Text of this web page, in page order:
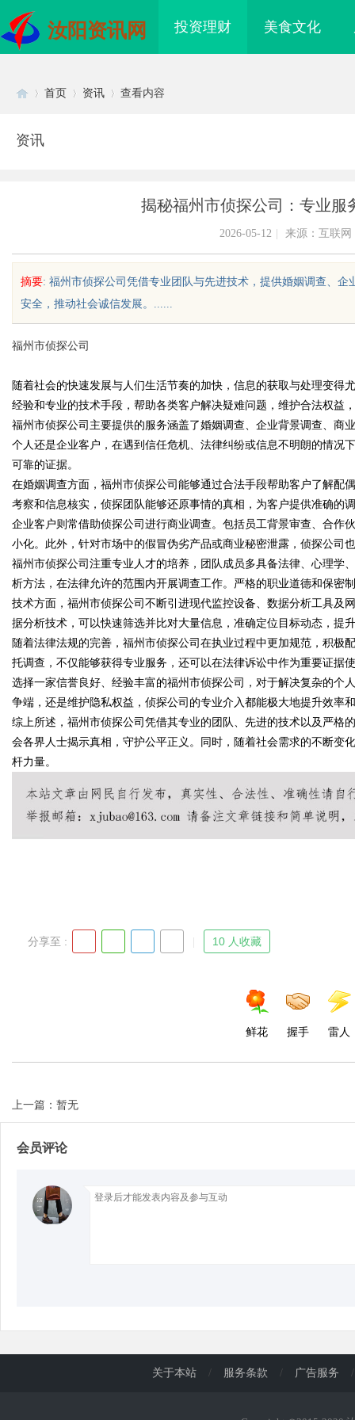
汝阳资讯网 投资理财 美食文化
uz
!
Bo
d
首页 资讯 查看内容
资讯
揭秘福州市侦探公司：专业服
2026-05-12 来源：互联网
摘要: 福州市侦探公司凭借专业团队与先进技术，提供婚姻调查、
安全，推动社会诚信发展。......
福州市侦探公司
随着社会的快速发展与人们生活节奏的加快，信息的获取与处理变得
经验和专业的技术手段，帮助各类客户解决疑难问题，维护合法权益
福州市侦探公司主要提供的服务涵盖了婚姻调查、企业背景调查、商
个人还是企业客户，在遇到信任危机、法律纠纷或信息不明朗的情况
可靠的证据。
在婚姻调查方面，福州市侦探公司能够通过合法手段帮助客户了解配
考察和信息核实，侦探团队能够还原事情的真相，为客户提供准确的
企业客户则常借助侦探公司进行商业调查。包括员工背景审查、合作
小化。此外，针对市场中的假冒伪劣产品或商业秘密泄露，侦探公司
福州市侦探公司注重专业人才的培养，团队成员多具备法律、心理学
析方法，在法律允许的范围内开展调查工作。严格的职业道德和保密
技术方面，福州市侦探公司不断引进现代监控设备、数据分析工具及
据分析技术，可以快速筛选并比对大量信息，准确定位目标动态，提
随着法律法规的完善，福州市侦探公司在执业过程中更加规范，积极
托调查，不仅能够获得专业服务，还可以在法律诉讼中作为重要证据
选择一家信誉良好、经验丰富的福州市侦探公司，对于解决复杂的个
争端，还是维护隐私权益，侦探公司的专业介入都能极大地提升效率
综上所述，福州市侦探公司凭借其专业的团队、先进的技术以及严格
会各界人士揭示真相，守护公平正义。同时，随着社会需求的不断变
杆力量。
分享至 : 10 人收藏
鲜花 握手 雷人
上一篇：暂无
会员评论
看电影的多种途径
关于本站 / 服务条款 / 广告服务 /